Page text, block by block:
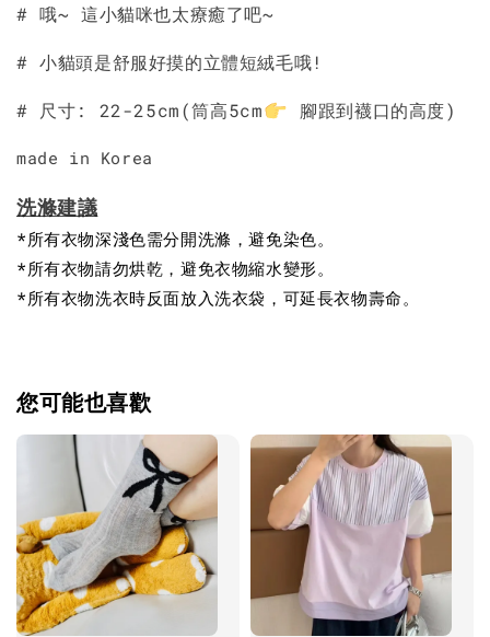
# 哦~ 這小貓咪也太療癒了吧~
# 小貓頭是舒服好摸的立體短絨毛哦!
# 尺寸: 22-25cm(筒高5cm 腳跟到襪口的高度)
made in Korea
洗滌建議
*所有衣物深淺色需分開洗滌，避免染色。
*所有衣物請勿烘乾，避免衣物縮水變形。
*所有衣物洗衣時反面放入洗衣袋，可延長衣物壽命。
您可能也喜歡